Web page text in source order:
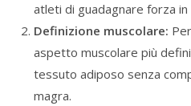
atleti di guadagnare forza
Definizione muscolare:
aspetto muscolare più
tessuto adiposo senza
magra.